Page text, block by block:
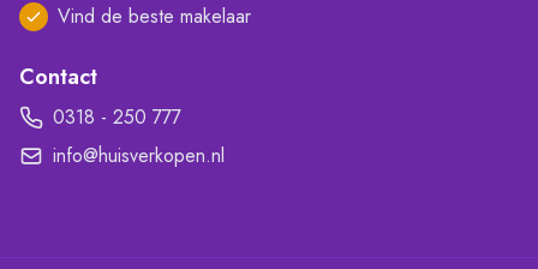
Vind de beste makelaar
Contact
0318 - 250 777
info@huisverkopen.nl